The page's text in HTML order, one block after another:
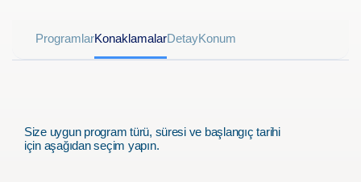
ProgramlarKonaklamalarDetayKonum
Size uygun program türü, süresi ve başlangıç tarihi
için aşağıdan seçim yapın.